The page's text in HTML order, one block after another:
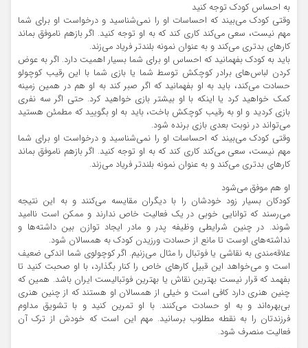
به احساس کودک توجه کنید
وقتی کودک می‌بیند که احساسات او را نمی‌شناسید و درخواست او برای شما
مهم نیست، سعی می‌کند کاری کند که به او توجه کنید. اگر بازهم ناموفق بماند
کارهای بدتری می‌کند و به عنوان نمونه بلندتر فریاد می‌زند.
باید به کودک بفهمانید که احساس او برای شما بسیار اهمیت دارد. اگر به عوض
کردن لباس‌های برادر کوچکش توسط شما یا بازی شما با این رقیب کوچولو
حسادت می‌کند، باید به او بفهمانید که اگر صبر کند به او هم در همین زمینه
کمک خواهید کرد یا اینکه با او بیشتر بازی خواهید کرد. حتی اگر سه نفری
بازی کردید و او به رقیب کوچکش باخت، باید به او بگویید که مطمئن هستید
می‌تواند در نوبت بعدی بازی برنده شود.
وقتی کودک می‌بیند که احساسات او را نمی‌شناسید و درخواست او برای شما
مهم نیست، سعی می‌کند کاری کند که به او توجه کنید. اگر بازهم ناموفق بماند
کارهای بدتری می‌کند و به عنوان نمونه بلندتر فریاد می‌زند.
او هم موفق می‌شود
کودکان بسیار زود خودشان را با دیگران مقایسه می‌کنند و به این نتیجه
می‌رسند که توانایی خوبی در یک فعالیت خاص ندارند و ممکن است ناامید
شوند. در چنین شرایطی وظیفه پدر و مادر ایجاد توازن بین داشته‌ها و
نداشته‌های اوست تا مانع از حسادت ورزیدن کودک به همسالان شود.
علاقه‌مندی به نقاشی یا فوتبال را مثال می‌زنیم. اگر کوچولوی شما اندکی ضعیف
است و می‌خواهد این قبیل کارهای خاص را کنار بگذارد، با او صحبت کنید تا
بفهمد که قرار نیست بهترین نقاش یا بهترین فوتبالیست ایران باشد. همین که
چنین هنری دارد کافی است و خیلی از همسالان او هستند که از چنین هنری
بی‌بهره‌اند و به او حسادت می‌کنند. با او تمرین کنید و با تشویق مداوم
فرزندتان را به نقطه مطلوب برسانید. مهم این است که خودش از ترک آن
فعالیت منصرف شود.